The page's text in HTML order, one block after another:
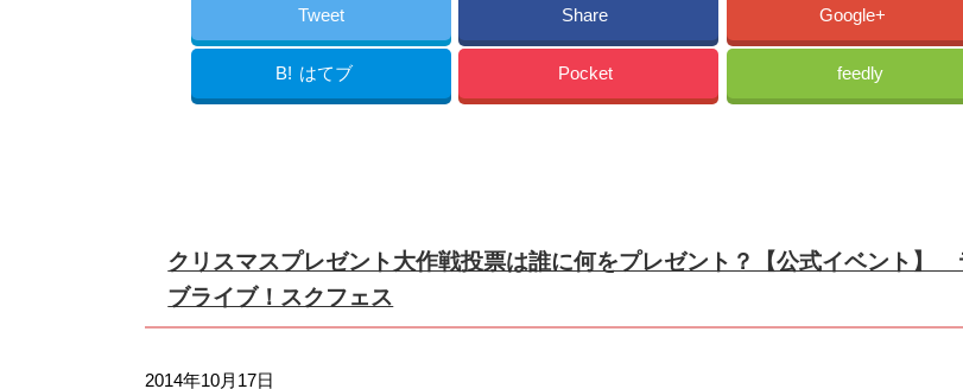
Tweet Share Google+
B! はてブ Pocket feedly
クリスマスプレゼント大作戦投票は誰に何をプレゼント？【公式イベント】
ブライブ！スクフェス
2014年10月17日